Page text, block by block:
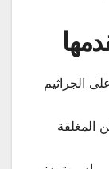
الجراثيم
المغلقة